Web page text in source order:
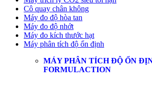
Cô quay chân không
Máy đo độ hòa tan
Máy đo độ nhớt
Máy đo kích thước hạt
Máy phân tích độ ổn định
MÁY PHÂN TÍCH ĐỘ ỔN
FORMULACTION